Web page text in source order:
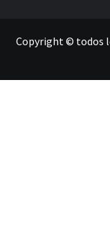
Copyright © todos